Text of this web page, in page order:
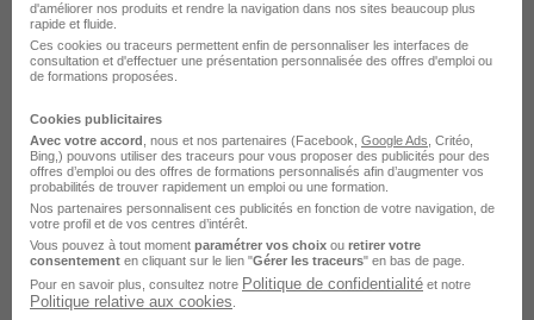
Très courte
d'améliorer nos produits et rendre la navigation dans nos sites beaucoup plus
rapide et fluide.
Ces cookies ou traceurs permettent enfin de personnaliser les interfaces de
consultation et d'effectuer une présentation personnalisée des offres d'emploi ou
de formations proposées.
Cookies publicitaires
Avec votre accord , nous et nos partenaires (Facebook, Google Ads , Critéo,
Bing,) pouvons utiliser des traceurs pour vous proposer des publicités pour des
offres d’emploi ou des offres de formations personnalisés afin d’augmenter vos
probabilités de trouver rapidement un emploi ou une formation.
Nos partenaires personnalisent ces publicités en fonction de votre navigation, de
votre profil et de vos centres d’intérêt.
Vous pouvez à tout moment paramétrer vos choix ou retirer votre
consentement en cliquant sur le lien "Gérer les traceurs" en bas de page.
Pour en savoir plus, consultez notre Politique de confidentialité et notre
Politique relative aux cookies